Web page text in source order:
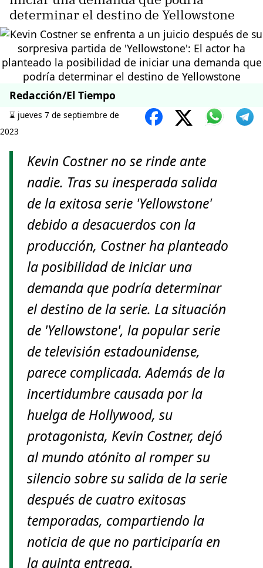
determinar el destino de Yellowstone
Redacción/El Tiempo
⌛️ jueves 7 de septiembre de
2023
Kevin Costner no se rinde ante
nadie. Tras su inesperada salida
de la exitosa serie 'Yellowstone'
debido a desacuerdos con la
producción, Costner ha planteado
la posibilidad de iniciar una
demanda que podría determinar
el destino de la serie. La situación
de 'Yellowstone', la popular serie
de televisión estadounidense,
parece complicada. Además de la
incertidumbre causada por la
huelga de Hollywood, su
protagonista, Kevin Costner, dejó
al mundo atónito al romper su
silencio sobre su salida de la serie
después de cuatro exitosas
temporadas, compartiendo la
noticia de que no participaría en
la quinta entrega.